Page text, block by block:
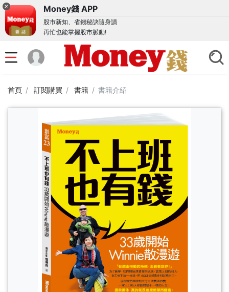
Money錢 APP
股市新知、省錢秘訣隨身讀
再忙也能掌握股市脈動!
首頁 訂閱購買 書籍 書籍介紹